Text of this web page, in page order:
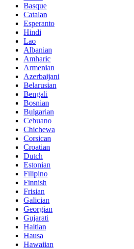
Basque
Catalan
Esperanto
Hindi
Lao
Albanian
Amharic
Armenian
Azerbaijani
Belarusian
Bengali
Bosnian
Bulgarian
Cebuano
Chichewa
Corsican
Croatian
Dutch
Estonian
Filipino
Finnish
Frisian
Galician
Georgian
Gujarati
Haitian
Hausa
Hawaiian